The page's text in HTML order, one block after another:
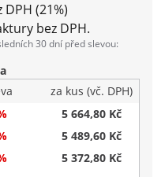
DPH (21%)
bez DPH.
30 dní před slevou:
za kus (vč. DPH)
5 664,80 Kč
5 489,60 Kč
5 372,80 Kč